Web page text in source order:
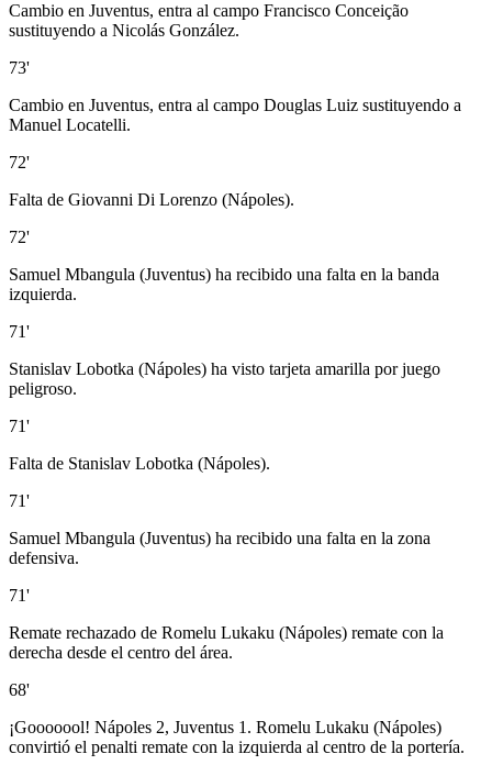
Cambio en Juventus, entra al campo Francisco Conceição
sustituyendo a Nicolás González.
73'
Cambio en Juventus, entra al campo Douglas Luiz sustituyendo a
Manuel Locatelli.
72'
Falta de Giovanni Di Lorenzo (Nápoles).
72'
Samuel Mbangula (Juventus) ha recibido una falta en la banda
izquierda.
71'
Stanislav Lobotka (Nápoles) ha visto tarjeta amarilla por juego
peligroso.
71'
Falta de Stanislav Lobotka (Nápoles).
71'
Samuel Mbangula (Juventus) ha recibido una falta en la zona
defensiva.
71'
Remate rechazado de Romelu Lukaku (Nápoles) remate con la
derecha desde el centro del área.
68'
¡Gooooool! Nápoles 2, Juventus 1. Romelu Lukaku (Nápoles)
convirtió el penalti remate con la izquierda al centro de la portería.